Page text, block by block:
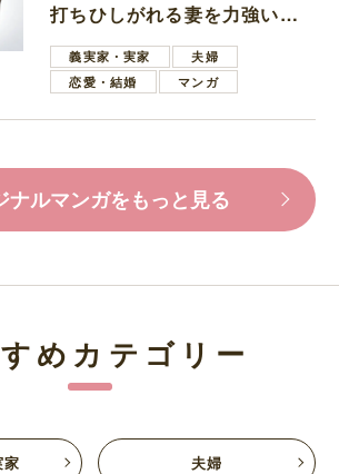
打ちひしがれる妻を力強い言
葉で励ます夫
義実家・実家
夫婦
恋愛・結婚
マンガ
ナルマンガをもっと見る
めカテゴリー
家 夫婦